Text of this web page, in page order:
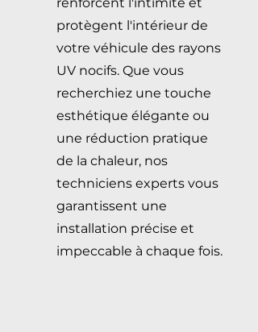
protègent l'intérieur de
votre véhicule des rayons
UV nocifs. Que vous
recherchiez une touche
esthétique élégante ou
une réduction pratique
de la chaleur, nos
techniciens experts vous
garantissent une
installation précise et
impeccable à chaque fois.